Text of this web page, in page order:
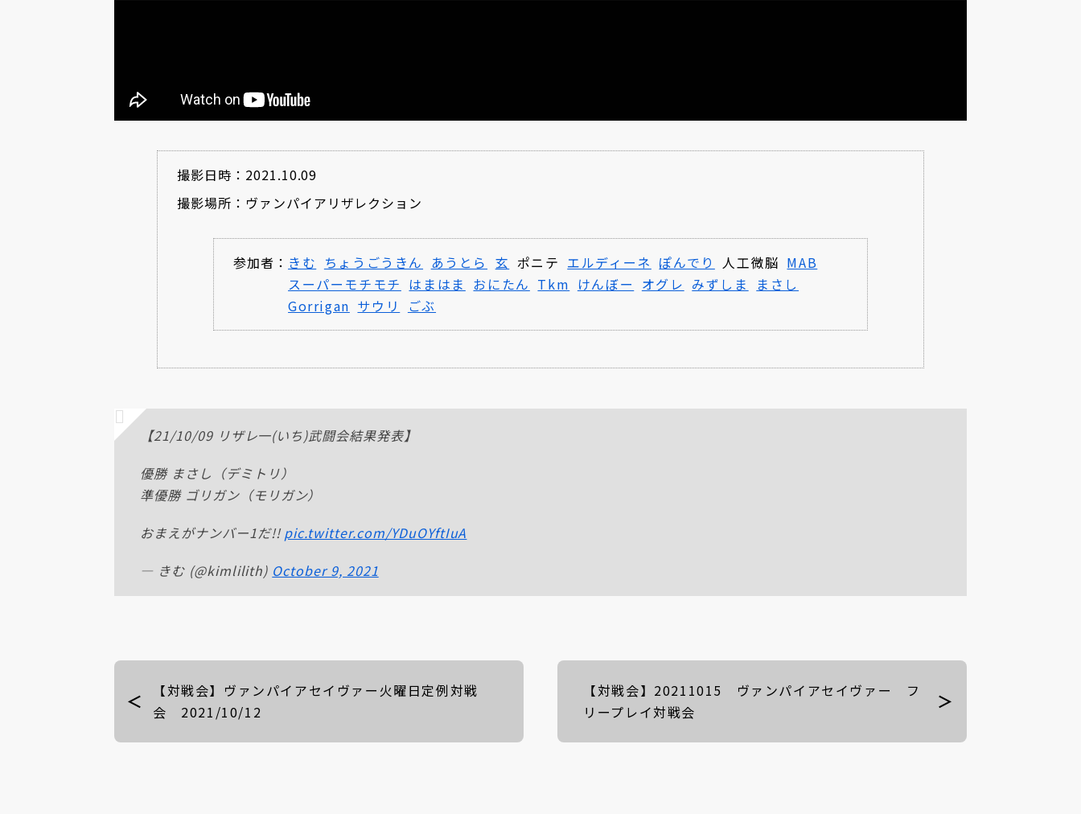
撮影日時：2021.10.09
撮影場所：ヴァンパイアリザレクション
参加者： きむ ちょうごうきん あうとら 玄 ポニテ エルディーネ ぽんでり 人工微脳 MAB
スーパーモチモチ はまはま おにたん Tkm けんぼー オグレ みずしま
まさし
Gorrigan サウリ ごぶ
【21/10/09 リザレ一(いち)武闘会結果発表】
優勝 まさし（デミトリ）
準優勝 ゴリガン（モリガン）
おまえがナンバー1だ!!pic.twitter.com/YDuOYftIuA
— きむ (@kimlilith) October 9, 2021
【対戦会】ヴァンパイアセイヴァー火曜日定例対戦
会 2021/10/12
【対戦会】20211015 ヴァンパイアセイヴァー フ
リープレイ対戦会